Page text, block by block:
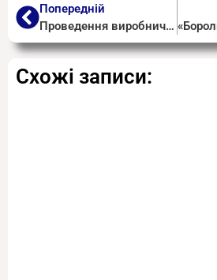
Попередній
Проведення виробничого навчання в групах будівельного профілю
Схожі записи: